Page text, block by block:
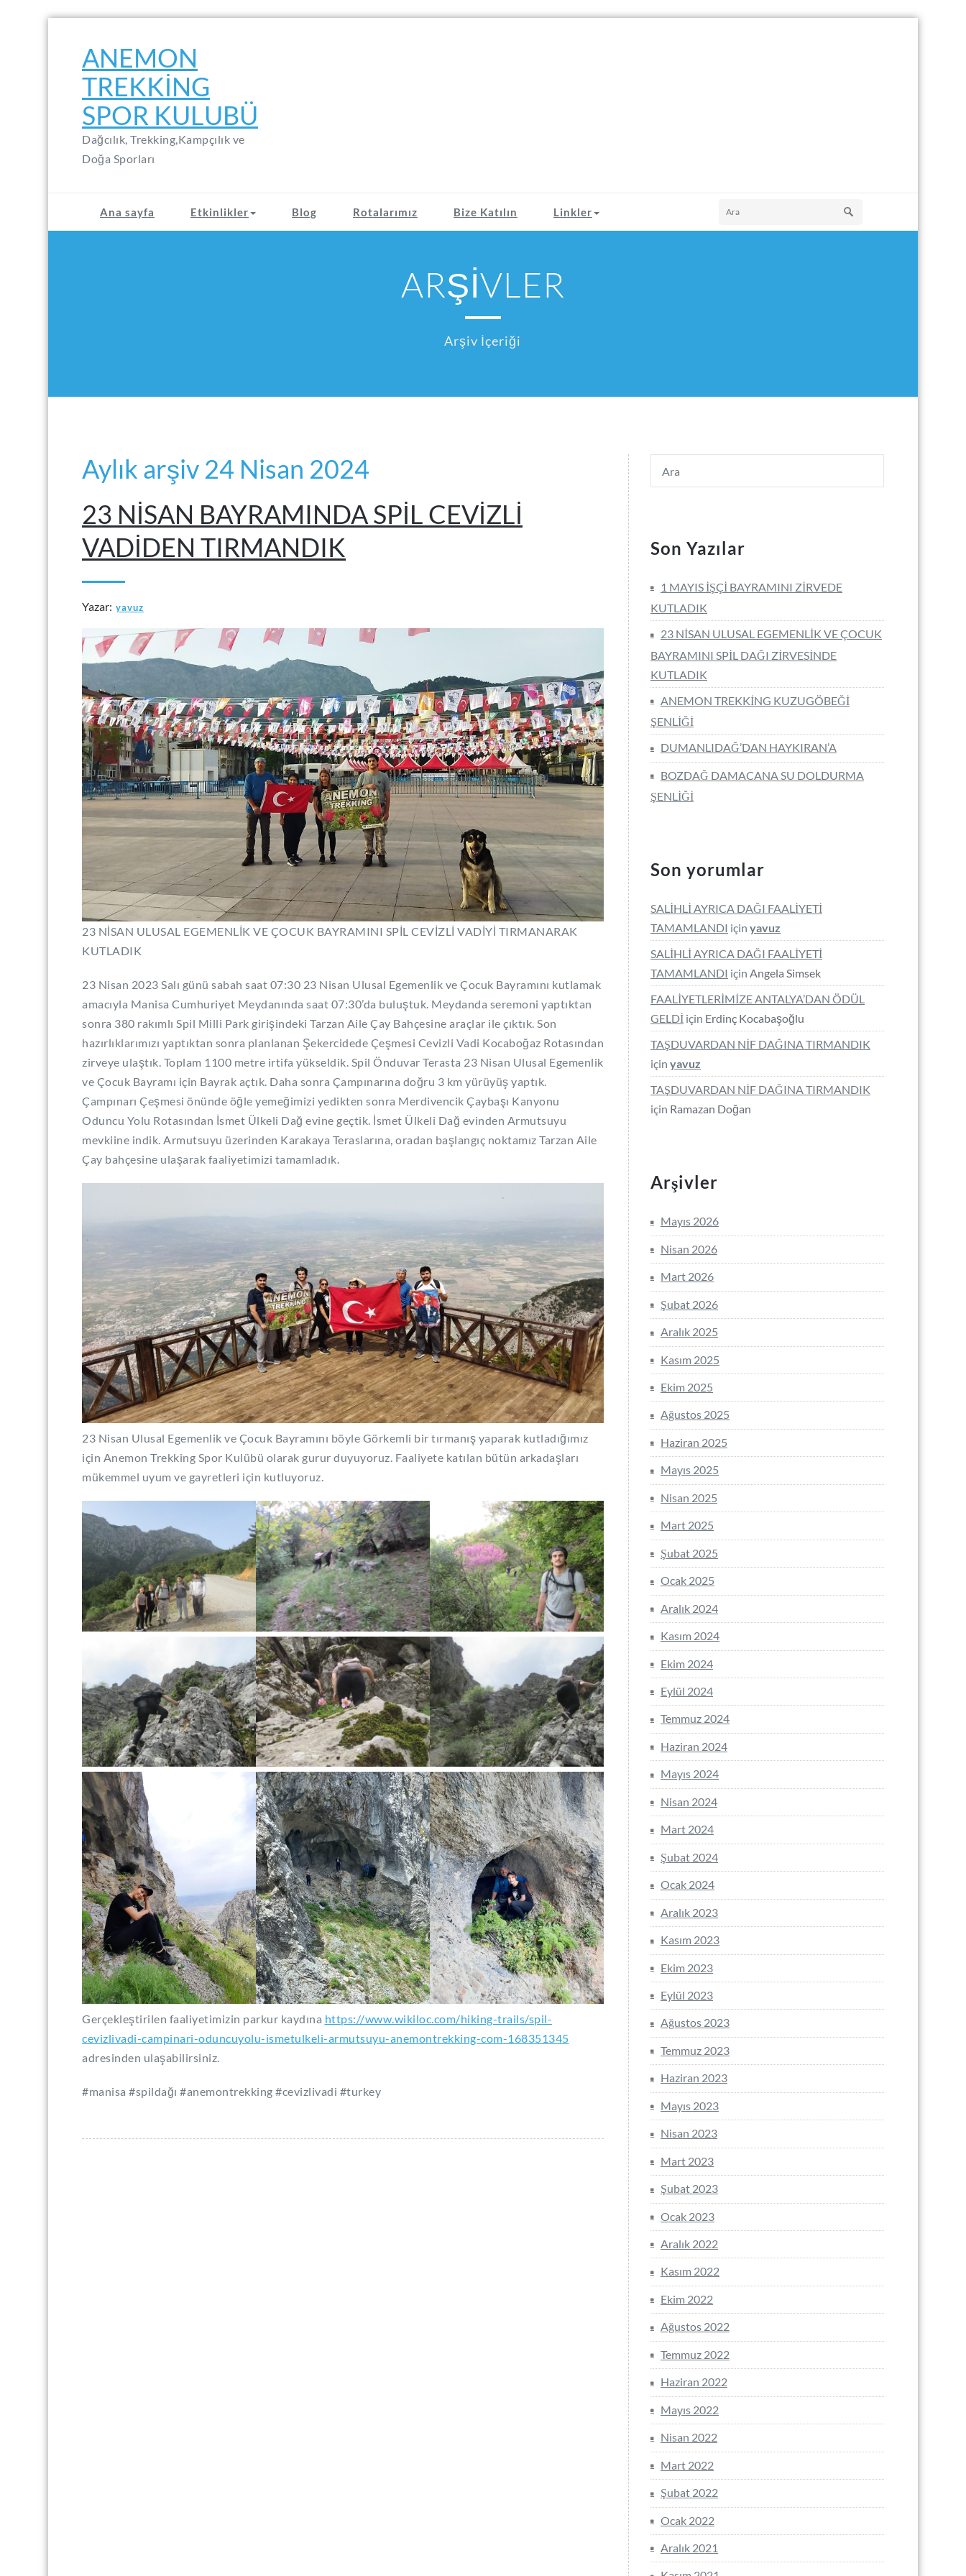
contentANEMON
TREKKING
SPOR KULUBÜ
Dağcılık, Trekking,Kampçılık ve
Doğa Sporları
Ana sayfa Etkinlikler Blog Rotalarımız Bize Katılın Linkler
ARŞİVLER
Arşiv İçeriği
Aylık arşiv 24 Nisan 2024
23 NİSAN BAYRAMINDA SPİL CEVİZLİ
VADİDEN TIRMANDIK
Yazar: yavuz
23 NİSAN ULUSAL EGEMENLİK VE ÇOCUK BAYRAMINI SPİL CEVİZLİ VADİYİ TIRMANARAK
KUTLADIK
23 Nisan 2023 Salı günü sabah saat 07:30 23 Nisan Ulusal Egemenlik ve Çocuk Bayramını kutlamak
amacıyla Manisa Cumhuriyet Meydanında saat 07:30’da buluştuk. Meydanda seremoni yaptıktan
sonra 380 rakımlı Spil Milli Park girişindeki Tarzan Aile Çay Bahçesine araçlar ile çıktık. Son
hazırlıklarımızı yaptıktan sonra planlanan Şekercidede Çeşmesi Cevizli Vadi Kocaboğaz Rotasından
zirveye ulaştık. Toplam 1100 metre irtifa yükseldik. Spil Önduvar Terasta 23 Nisan Ulusal Egemenlik
ve Çocuk Bayramı için Bayrak açtık. Daha sonra Çampınarına doğru 3 km yürüyüş yaptık.
Çampınarı Çeşmesi önünde öğle yemeğimizi yedikten sonra Merdivencik Çaybaşı Kanyonu
Oduncu Yolu Rotasından İsmet Ülkeli Dağ evine geçtik. İsmet Ülkeli Dağ evinden Armutsuyu
mevkiine indik. Armutsuyu üzerinden Karakaya Teraslarına, oradan başlangıç noktamız Tarzan Aile
Çay bahçesine ulaşarak faaliyetimizi tamamladık.
23 Nisan Ulusal Egemenlik ve Çocuk Bayramını böyle Görkemli bir tırmanış yaparak kutladığımız
için Anemon Trekking Spor Kulübü olarak gurur duyuyoruz. Faaliyete katılan bütün arkadaşları
mükemmel uyum ve gayretleri için kutluyoruz.
Gerçekleştirilen faaliyetimizin parkur kaydına https://www.wikiloc.com/hiking-trails/spil-
cevizlivadi-campinari-oduncuyolu-ismetulkeli-armutsuyu-anemontrekking-com-168351345
adresinden ulaşabilirsiniz.
#manisa #spildağı #anemontrekking #cevizlivadi #turkey
Son Yazılar
1 MAYIS İŞÇİ BAYRAMINI ZİRVEDE
KUTLADIK
23 NİSAN ULUSAL EGEMENLİK VE ÇOCUK
BAYRAMINI SPİL DAĞI ZİRVESİNDE
KUTLADIK
ANEMON TREKKİNG KUZUGÖBEĞİ
ŞENLİĞİ
DUMANLIDAĞ’DAN HAYKIRAN’A
BOZDAĞ DAMACANA SU DOLDURMA
ŞENLİĞİ
Son yorumlar
SALİHLİ AYRICA DAĞI FAALİYETİ
TAMAMLANDI için yavuz
SALİHLİ AYRICA DAĞI FAALİYETİ
TAMAMLANDI için Angela Simsek
FAALİYETLERİMİZE ANTALYA’DAN ÖDÜL
GELDİ için Erdinç Kocabaşoğlu
TAŞDUVARDAN NİF DAĞINA TIRMANDIK
için yavuz
TAŞDUVARDAN NİF DAĞINA TIRMANDIK
için Ramazan Doğan
Arşivler
Mayıs 2026
Nisan 2026
Mart 2026
Şubat 2026
Aralık 2025
Kasım 2025
Ekim 2025
Ağustos 2025
Haziran 2025
Mayıs 2025
Nisan 2025
Mart 2025
Şubat 2025
Ocak 2025
Aralık 2024
Kasım 2024
Ekim 2024
Eylül 2024
Temmuz 2024
Haziran 2024
Mayıs 2024
Nisan 2024
Mart 2024
Şubat 2024
Ocak 2024
Aralık 2023
Kasım 2023
Ekim 2023
Eylül 2023
Ağustos 2023
Temmuz 2023
Haziran 2023
Mayıs 2023
Nisan 2023
Mart 2023
Şubat 2023
Ocak 2023
Aralık 2022
Kasım 2022
Ekim 2022
Ağustos 2022
Temmuz 2022
Haziran 2022
Mayıs 2022
Nisan 2022
Mart 2022
Şubat 2022
Ocak 2022
Aralık 2021